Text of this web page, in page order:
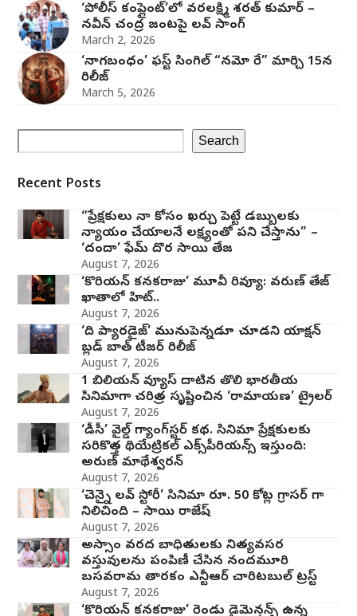
‘పోలీస్ కంప్లైంట్’లో వరలక్ష్మి శరత్ కుమార్ –
నవీన్ చంద్ర జంట‌పై ల‌వ్ సాంగ్
March 2, 2026
‘నాగబంధం’ ఫస్ట్ సింగిల్ “నమో రే” మార్చి 15న
రిలీజ్
March 5, 2026
Search
Recent Posts
“ప్రేక్షకులు నా కోసం ఖర్చు పెట్టే డబ్బులకు
న్యాయం చేయాలనే లక్ష్యంతో పని చేస్తాను” –
‘దందా’ ఫేమ్ దొర సాయి తేజ
August 7, 2026
‘కొరియన్ కనకరాజు’ మూవీ రివ్యూ: వరుణ్ తేజ్
ఖాతాలో హిట్..
August 7, 2026
‘ది ప్యారడైజ్’ మునుపెన్నడూ చూడని యాక్షన్
బ్లడ్ బాత్ టీజర్ రిలీజ్
August 7, 2026
1 బిలియన్ వ్యూస్ దాటిన తొలి భారతీయ
సినిమాగా చరిత్ర సృష్టించిన ‘రామాయణ’ ట్రైలర్
August 7, 2026
‘డీసీ’ వైల్డ్ గ్యాంగ్‌స్టర్ కథ. సినిమా ప్రేక్షకులకు
సరికొత్త థియేట్రికల్ ఎక్స్‌పీరియన్స్ ఇస్తుంది:
అరుణ్ మాథేశ్వరన్
August 7, 2026
‘చెన్నై లవ్ స్టోరీ’ సినిమా రూ. 50 కోట్ల గ్రాసర్ గా
నిలిచింది – సాయి రాజేష్
August 7, 2026
అస్సాం వరద బాధితులకు నిత్యవసర
వస్తువులను పంపిణీ చేసిన నందమూరి
బసవరామ తారకం ఎన్టీఆర్ చారిటబుల్ ట్రస్ట్
August 7, 2026
‘కొరియన్ కనకరాజు’ రెండు డైమెన్షన్స్ ఉన్న